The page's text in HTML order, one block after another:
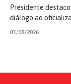
Presidente
diálogo ao
03/08/2026